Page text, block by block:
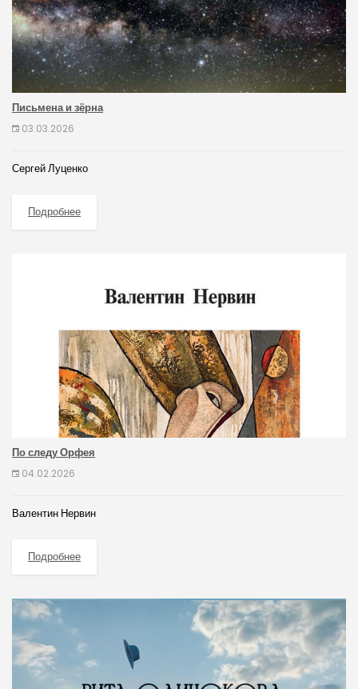
Письмена и зёрна
03.03.2026
Сергей Луценко
Подробнее
По следу Орфея
04.02.2026
Валентин Нервин
Подробнее